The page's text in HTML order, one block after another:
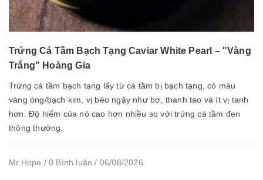
Trứng Cá Tầm Bạch Tạng Caviar White Pearl – "Vàng
Trắng" Hoàng Gia
Trứng cá tầm bạch tạng lấy từ cá tầm bị bạch tạng, có màu
vàng óng/bạch kim, vị béo ngậy như bơ, thanh tao và ít vị tanh
hơn. Độ hiếm của nó cao hơn nhiều so với trứng cá tầm đen
thông thường.
Mr.Hope / 0 Bình luận / 06/08/2026